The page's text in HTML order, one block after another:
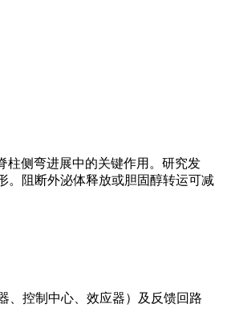
柱侧弯进展中的关键作用。研究发
。阻断外泌体释放或胆固醇转运可减
、控制中心、效应器）及反馈回路